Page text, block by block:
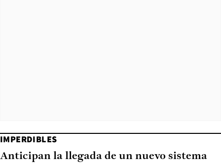
IMPERDIBLES
Anticipan la llegada de un nuevo sistema